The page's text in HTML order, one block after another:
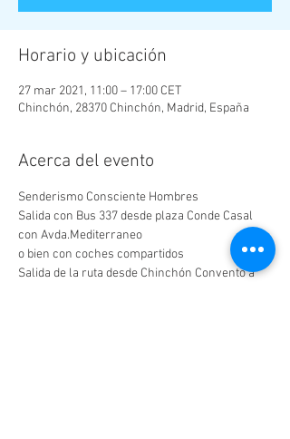
Horario y ubicación
27 mar 2021, 11:00 – 17:00 CET
Chinchón, 28370 Chinchón, Madrid, España
Acerca del evento
Senderismo Consciente Hombres
Salida con Bus 337 desde plaza Conde Casal
con Avda.Mediterraneo
o bien con coches compartidos
Salida de la ruta desde Chinchón Convento a